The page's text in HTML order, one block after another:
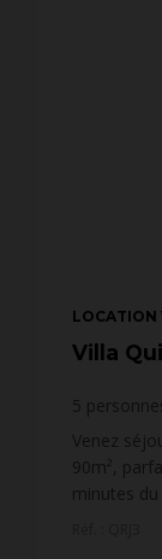
LOCATION
Villa
5
Venez
90m²,
minutes